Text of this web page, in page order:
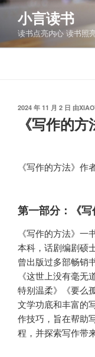
跳
容
小言读书
读书点亮内心 读书照
发
2024 年 11 月 2 日 由
《写作的
《写作的方法》作
第一部分：《
《写作的方法》
本科，话剧编剧硕
曾出版过多部畅销
《这世上没有毫
特别温柔》《要么
文学功底和丰富的
作技巧，旨在帮助
程，并探索写作带